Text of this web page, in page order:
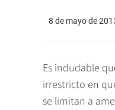
8 de mayo de
Es indudable
irrestricto en
se limitan a